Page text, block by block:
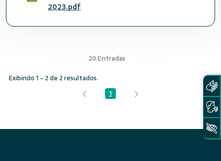
2023.pdf
20 Entradas
Exibindo 1 - 2 de 2 resultados.
Página
1